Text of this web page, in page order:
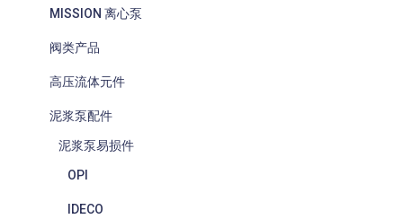
MISSION 离心泵
阀类产品
高压流体元件
泥浆泵配件
泥浆泵易损件
OPI
IDECO